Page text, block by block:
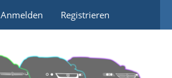
Anmelden Registrieren